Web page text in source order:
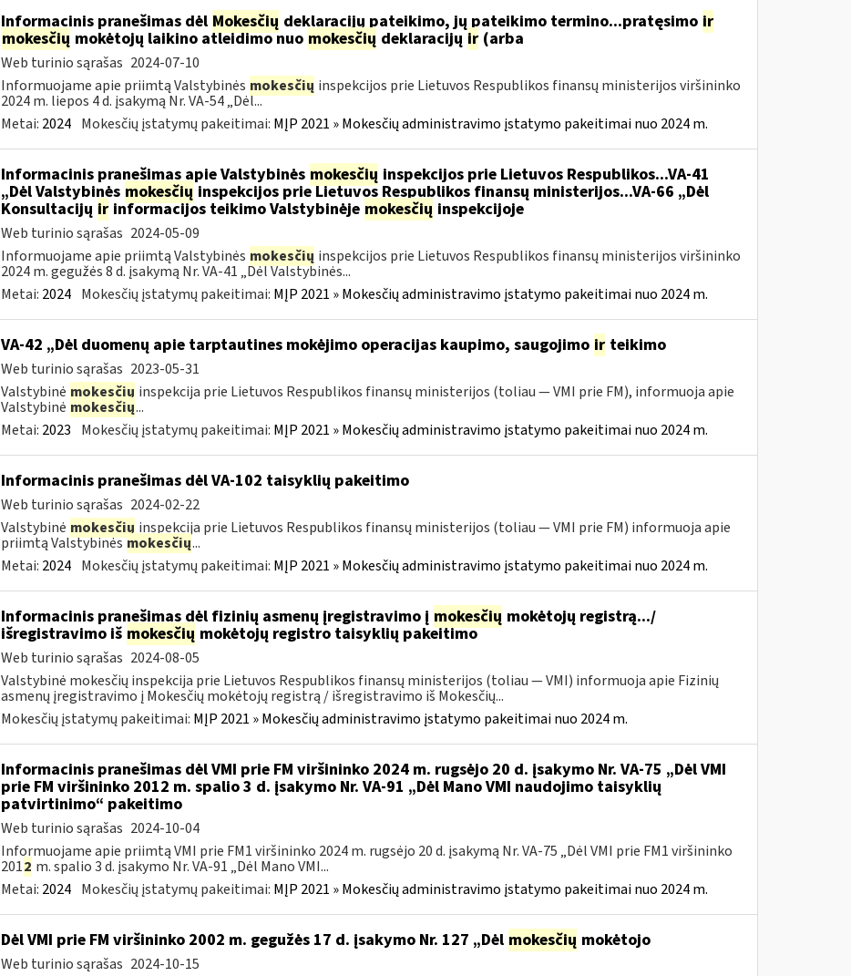
Informacinis pranešimas dėl Mokesčių deklaracijų pateikimo, jų pateikimo termino...pratęsimo ir
mokesčių mokėtojų laikino atleidimo nuo mokesčių deklaracijų ir(arba
Web turinio sąrašas 2024-07-10
Informuojame apie priimtą Valstybinės mokesčių inspekcijos prie Lietuvos Respublikos finansų ministerijos viršininko
2024 m. liepos 4 d. įsakymą Nr. VA-54 „Dėl...
Metai: 2024 Mokesčių įstatymų pakeitimai: MĮP 2021 » Mokesčių administravimo įstatymo pakeitimai nuo 2024 m.
Informacinis pranešimas apie Valstybinės mokesčių inspekcijos prie Lietuvos Respublikos...VA-41
„Dėl Valstybinės mokesčių inspekcijos prie Lietuvos Respublikos finansų ministerijos...VA-66 „Dėl
Konsultacijų irinformacijos teikimo Valstybinėje mokesčių inspekcijoje
Web turinio sąrašas 2024-05-09
Informuojame apie priimtą Valstybinės mokesčių inspekcijos prie Lietuvos Respublikos finansų ministerijos viršininko
2024 m. gegužės 8 d. įsakymą Nr. VA-41 „Dėl Valstybinės...
Metai: 2024 Mokesčių įstatymų pakeitimai: MĮP 2021 » Mokesčių administravimo įstatymo pakeitimai nuo 2024 m.
VA-42 „Dėl duomenų apie tarptautines mokėjimo operacijas kaupimo, saugojimo irteikimo
Web turinio sąrašas 2023-05-31
Valstybinė mokesčių inspekcija prie Lietuvos Respublikos finansų ministerijos (toliau ― VMI prie FM), informuoja apie
Valstybinė mokesčių...
Metai: 2023 Mokesčių įstatymų pakeitimai: MĮP 2021 » Mokesčių administravimo įstatymo pakeitimai nuo 2024 m.
Informacinis pranešimas dėl VA-102 taisyklių pakeitimo
Web turinio sąrašas 2024-02-22
Valstybinė mokesčių inspekcija prie Lietuvos Respublikos finansų ministerijos (toliau ― VMI prie FM) informuoja apie
priimtą Valstybinėsmokesčių...
Metai: 2024 Mokesčių įstatymų pakeitimai: MĮP 2021 » Mokesčių administravimo įstatymo pakeitimai nuo 2024 m.
Informacinis pranešimas dėl fizinių asmenų įregistravimo į mokesčių mokėtojų registrą.../
išregistravimo iš mokesčių mokėtojų registro taisyklių pakeitimo
Web turinio sąrašas 2024-08-05
Valstybinė mokesčių inspekcija prie Lietuvos Respublikos finansų ministerijos (toliau — VMI) informuoja apie Fizinių
asmenų įregistravimo į Mokesčių mokėtojų registrą / išregistravimo iš Mokesčių...
Mokesčių įstatymų pakeitimai: MĮP 2021 » Mokesčių administravimo įstatymo pakeitimai nuo 2024 m.
Informacinis pranešimas dėl VMI prie FM viršininko 2024 m. rugsėjo 20 d. įsakymo Nr. VA-75 „Dėl VMI
prie FM viršininko 2012 m. spalio 3 d. įsakymo Nr. VA-91 „Dėl Mano VMI naudojimo taisyklių
patvirtinimo“ pakeitimo
Web turinio sąrašas 2024-10-04
Informuojame apie priimtą VMI prie FM1 viršininko 2024 m. rugsėjo 20 d. įsakymą Nr. VA-75 „Dėl VMI prie FM1 viršininko
2012 m. spalio 3 d. įsakymo Nr. VA-91 „Dėl Mano VMI...
Metai: 2024 Mokesčių įstatymų pakeitimai: MĮP 2021 » Mokesčių administravimo įstatymo pakeitimai nuo 2024 m.
Dėl VMI prie FM viršininko 2002 m. gegužės 17 d. įsakymo Nr. 127 „Dėl mokesčių mokėtojo
Web turinio sąrašas 2024-10-15